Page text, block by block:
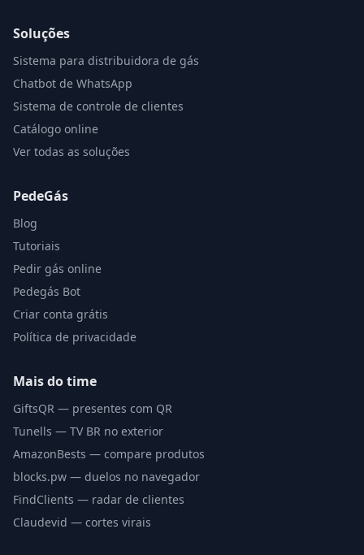
Soluções
Sistema para distribuidora de gás
Chatbot de WhatsApp
Sistema de controle de clientes
Catálogo online
Ver todas as soluções
PedeGás
Blog
Tutoriais
Pedir gás online
Pedegás Bot
Criar conta grátis
Política de privacidade
Mais do time
GiftsQR — presentes com QR
Tunells — TV BR no exterior
AmazonBests — compare produtos
blocks.pw — duelos no navegador
FindClients — radar de clientes
Claudevid — cortes virais